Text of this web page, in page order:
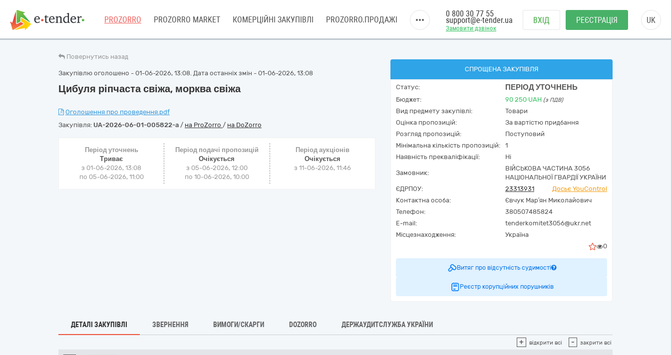
PROZORRO PROZORRO MARKET КОМЕРЦІЙНІ ЗАКУПІВЛІ PROZORRO.ПРОДАЖІ
Замовити дзвінок
0 800 30 77 55
support@e-tender.ua ВХІД РЕЄСТРАЦІЯ UK
Повернутись назад
Закупівлю оголошено - 01-06-2026, 13:08. Дата останніх змін - 01-06-2026, 13:08
Цибуля ріпчаста свіжа, морква свіжа
Оголошення про проведення.pdf
Закупівля: UA-2026-06-01-005822-a / на ProZorro / на DoZorro
Період уточнень
Триває
з 01-06-2026, 13:08
по 05-06-2026, 11:00
Період подачі пропозицій
Очікується
з 05-06-2026, 12:00
по 10-06-2026, 10:00
Період аукціонів
Очікується
з 11-06-2026, 11:46
СПРОЩЕНА ЗАКУПІВЛЯ
Статус: ПЕРІОД УТОЧНЕНЬ
Бюджет: 90 250 UAH (з ПДВ)
Вид предмету закупівлі:
Товари
Оцінка пропозицій:
За вартістю придбання
Розгляд пропозицій:
Поступовий
Мінімальна кількість пропозицій:
1
Наявність прекваліфікації:
Ні
Замовник:
ВІЙСЬКОВА ЧАСТИНА 3056
НАЦІОНАЛЬНОЇ ГВАРДІЇ УКРАЇНИ
ЄДРПОУ:
23313931
Досьє YouControl
Контактна особа:
Євчук Мар′ян Миколайович
Телефон:
380507485824
E-mail:
tenderkomitet3056@ukr.net
Місцезнаходження:
Україна
0
Витяг про відсутність судимості
Реєстр корупційних порушників
ДЕТАЛІ ЗАКУПІВЛІ ЗВЕРНЕННЯ ВИМОГИ/СКАРГИ DOZORRO ДЕРЖАУДИТСЛУЖБА УКРАЇНИ
+ відкрити всі - закрити всі